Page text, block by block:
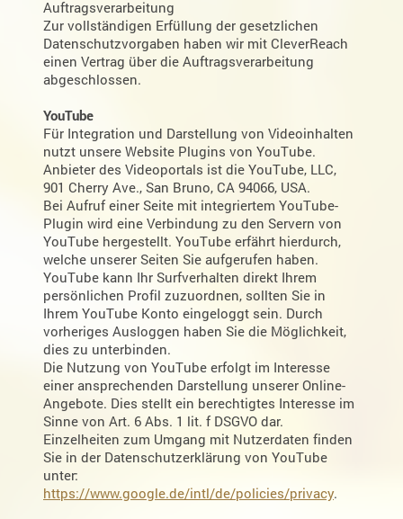
Auftragsverarbeitung
Zur vollständigen Erfüllung der gesetzlichen
Datenschutzvorgaben haben wir mit CleverReach
einen Vertrag über die Auftragsverarbeitung
abgeschlossen.
YouTube
Für Integration und Darstellung von Videoinhalten
nutzt unsere Website Plugins von YouTube.
Anbieter des Videoportals ist die YouTube, LLC,
901 Cherry Ave., San Bruno, CA 94066, USA.
Bei Aufruf einer Seite mit integriertem YouTube-
Plugin wird eine Verbindung zu den Servern von
YouTube hergestellt. YouTube erfährt hierdurch,
welche unserer Seiten Sie aufgerufen haben.
YouTube kann Ihr Surfverhalten direkt Ihrem
persönlichen Profil zuzuordnen, sollten Sie in
Ihrem YouTube Konto eingeloggt sein. Durch
vorheriges Ausloggen haben Sie die Möglichkeit,
dies zu unterbinden.
Die Nutzung von YouTube erfolgt im Interesse
einer ansprechenden Darstellung unserer Online-
Angebote. Dies stellt ein berechtigtes Interesse im
Sinne von Art. 6 Abs. 1 lit. f DSGVO dar.
Einzelheiten zum Umgang mit Nutzerdaten finden
Sie in der Datenschutzerklärung von YouTube
unter:
https://www.google.de/intl/de/policies/privacy.